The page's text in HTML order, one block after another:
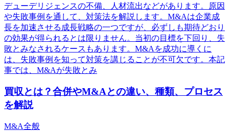
デューデリジェンスの不備、人材流出などがあります。原因
や失敗事例を通して、対策法を解説します。M&Aは企業成
長を加速させる成長戦略の一つですが、必ずしも期待どおり
の効果が得られるとは限りません。当初の目標を下回り、失
敗とみなされるケースもあります。M&Aを成功に導くに
は、失敗事例を知って対策を講じることが不可欠です。本記
事では、M&Aが失敗とみ
買収とは？合併やM&Aとの違い、種類、プロセス
を解説
M&A全般